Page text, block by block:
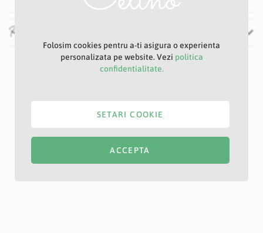
Recenzii
Folosim cookies pentru a-ti asigura o experienta
personalizata pe website. Vezi politica
confidentialitate.
ACCEPTA
SETARI COOKIE